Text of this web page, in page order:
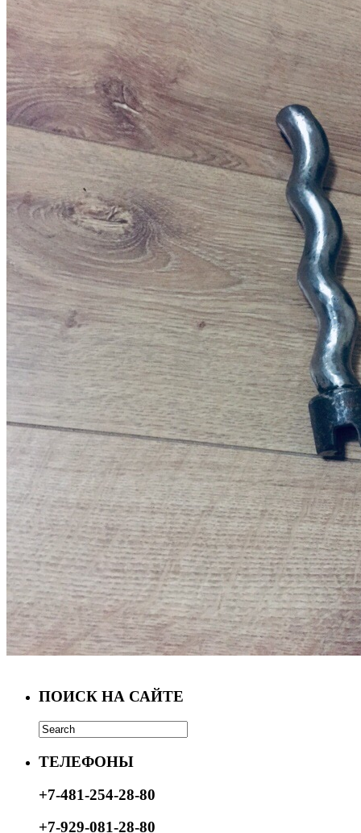
ПОИСК НА САЙТЕ
ТЕЛЕФОНЫ
+7-481-254-28-80
+7-929-081-28-80